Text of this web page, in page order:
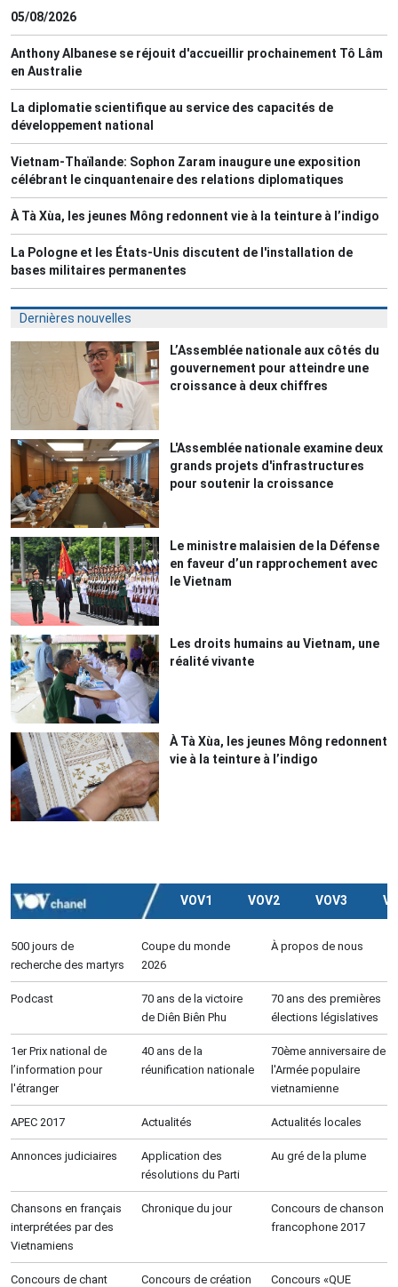
05/08/2026
Anthony Albanese se réjouit d'accueillir prochainement Tô Lâm
en Australie
La diplomatie scientifique au service des capacités de
développement national
Vietnam-Thaïlande: Sophon Zaram inaugure une exposition
célébrant le cinquantenaire des relations diplomatiques
À Tà Xùa, les jeunes Mông redonnent vie à la teinture à l’indigo
La Pologne et les États-Unis discutent de l'installation de
bases militaires permanentes
Dernières nouvelles
L’Assemblée nationale aux côtés du
gouvernement pour atteindre une
croissance à deux chiffres
L'Assemblée nationale examine deux
grands projets d'infrastructures
pour soutenir la croissance
Le ministre malaisien de la Défense
en faveur d’un rapprochement avec
le Vietnam
Les droits humains au Vietnam, une
réalité vivante
À Tà Xùa, les jeunes Mông redonnent
vie à la teinture à l’indigo
VOV1 VOV2 VOV3
500 jours de
recherche des martyrs
Coupe du monde
2026
À propos de nous
Podcast
70 ans de la victoire
de Diên Biên Phu
70 ans des premières
élections législatives
1er Prix national de
l’information pour
l'étranger
40 ans de la
réunification nationale
70ème anniversaire de
l'Armée populaire
vietnamienne
APEC 2017 Actualités Actualités locales
Annonces judiciaires
Application des
résolutions du Parti
Au gré de la plume
Chansons en français
interprétées par des
Vietnamiens
Chronique du jour
Concours de chanson
francophone 2017
Concours de chant Concours de création Concours «QUE